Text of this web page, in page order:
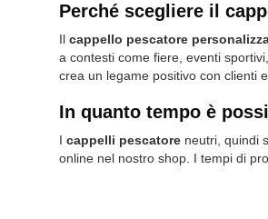
Perché scegliere il
Il cappello pescatore
a contesti come fiere, eventi
crea un legame positivo con clienti
In quanto tempo è
I cappelli pescatore neutri, quindi
online nel nostro shop. I tempi di